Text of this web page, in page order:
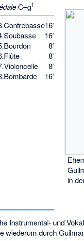
in
C–g1
Contrebasse16′
Soubasse
16′
Bourdon
8′
Flûte
8′
Violoncelle
8′
Bombarde 16′
Instrumental- und
wiederum durch